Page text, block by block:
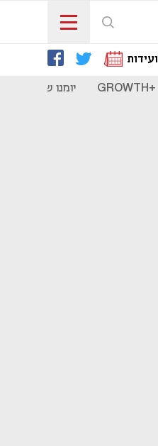
ועידות
+GROWTH יומנו של